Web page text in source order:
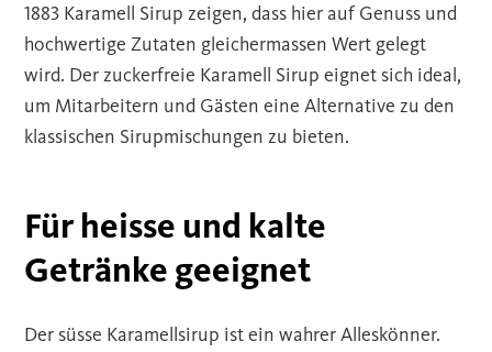
1883 Karamell Sirup zeigen, dass hier auf Genuss und
hochwertige Zutaten gleichermassen Wert gelegt
wird. Der zuckerfreie Karamell Sirup eignet sich ideal,
um Mitarbeitern und Gästen eine Alternative zu den
klassischen Sirupmischungen zu bieten.
Für heisse und kalte
Getränke geeignet
Der süsse Karamellsirup ist ein wahrer Alleskönner.